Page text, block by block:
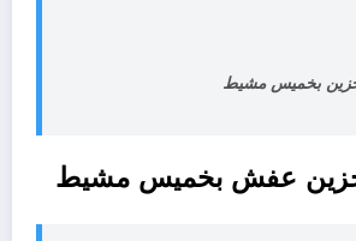
بخميس مشيط
عفش بخميس مشيط